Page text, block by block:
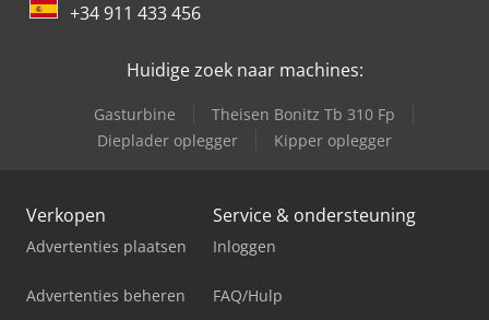
+34 911 433 456
Huidige zoek naar machines:
Gasturbine
Theisen Bonitz Tb 310 Fp
Dieplader oplegger
Kipper oplegger
Verkopen
Advertenties plaatsen
Advertenties beheren
Service & ondersteuning
Inloggen
FAQ/Hulp